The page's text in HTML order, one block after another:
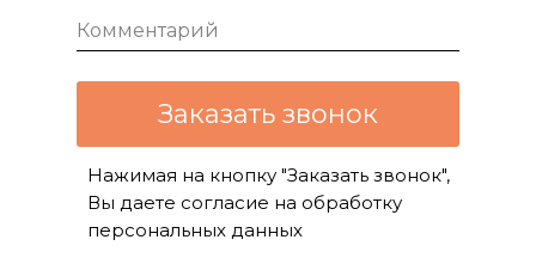
Заказать звонок
Нажимая на кнопку "Заказать звонок",
Вы даете согласие на обработку
персональных данных